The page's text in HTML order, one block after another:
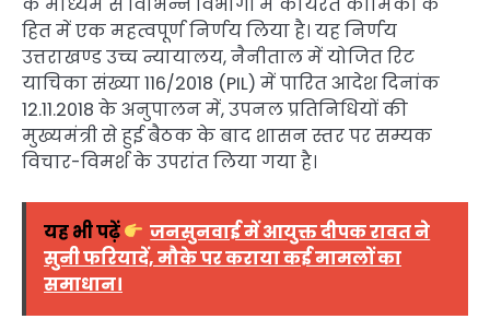
हित में एक महत्वपूर्ण निर्णय लिया है। यह निर्णय
उत्तराखण्ड उच्च न्यायालय, नैनीताल में योजित रिट
याचिका संख्या 116/2018 (PIL) में पारित आदेश दिनांक
12.11.2018 के अनुपालन में, उपनल प्रतिनिधियों की
मुख्यमंत्री से हुई बैठक के बाद शासन स्तर पर सम्यक
विचार-विमर्श के उपरांत लिया गया है।
यह भी पढ़ें
जनसुनवाई में आयुक्त दीपक रावत ने
सुनी फरियादें, मौके पर कराया कई मामलों का
समाधान।